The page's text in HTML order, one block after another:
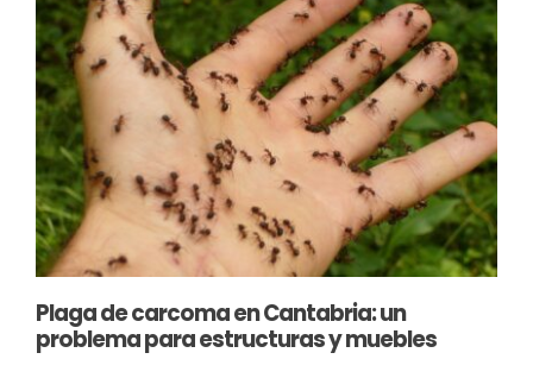
Plaga de carcoma en Cantabria: un
problema para estructuras y muebles